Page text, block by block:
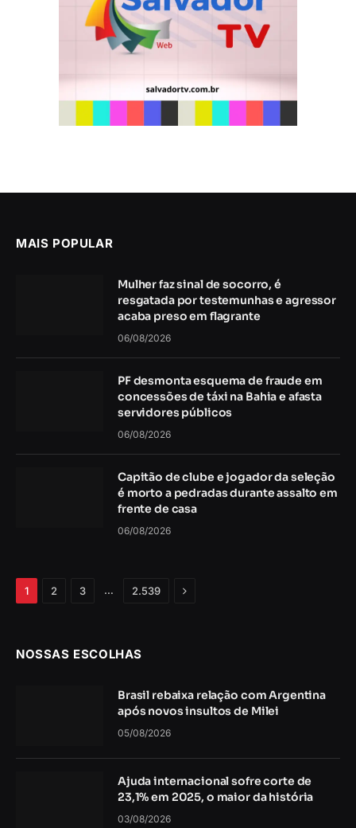
MAIS POPULAR
Mulher faz sinal de socorro, é
resgatada por testemunhas e agressor
acaba preso em flagrante
06/08/2026
PF desmonta esquema de fraude em
concessões de táxi na Bahia e afasta
servidores públicos
06/08/2026
Capitão de clube e jogador da seleção
é morto a pedradas durante assalto em
frente de casa
06/08/2026
1 2 3 … 2.539 Próximo
NOSSAS ESCOLHAS
Brasil rebaixa relação com Argentina
após novos insultos de Milei
05/08/2026
Ajuda internacional sofre corte de
23,1% em 2025, o maior da história
03/08/2026